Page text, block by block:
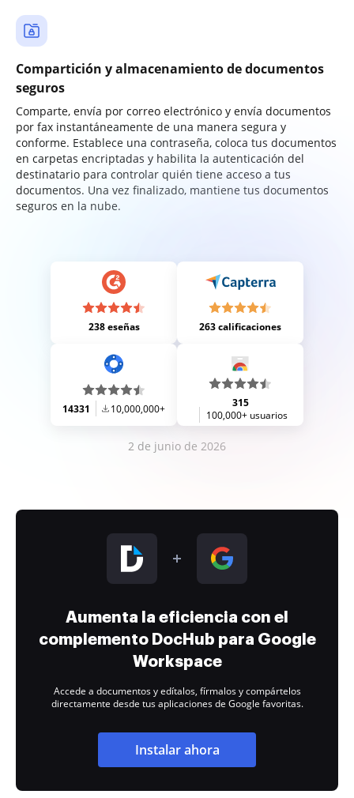
Compartición y almacenamiento de documentos
seguros
Comparte, envía por correo electrónico y envía documentos
por fax instantáneamente de una manera segura y
conforme. Establece una contraseña, coloca tus documentos
en carpetas encriptadas y habilita la autenticación del
destinatario para controlar quién tiene acceso a tus
documentos. Una vez finalizado, mantiene tus documentos
seguros en la nube.
238 eseñas 263 calificaciones
14331 10,000,000+
315
100,000+ usuarios
2 de junio de 2026
Aumenta la eficiencia con el
complemento DocHub para Google
Workspace
Accede a documentos y edítalos, fírmalos y compártelos
directamente desde tus aplicaciones de Google favoritas.
Instalar ahora